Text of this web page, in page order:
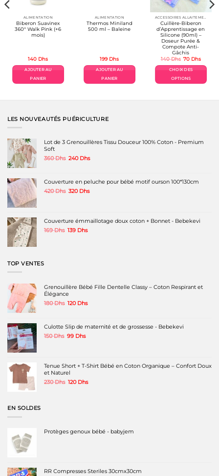
ALIMENTATION
Biberon Suavinex
360° Walk Pink (+6
mois)
140 Dhs
AJOUTER AU
PANIER
ALIMENTATION
Thermos Miniland
500 ml – Baleine
199 Dhs
AJOUTER AU
PANIER
ACCESSOIRES ALLAITEMENT / REPAS
Cuillère-Biberon
d’Apprentissage en
Silicone (90ml) –
Doseur Purée &
Compote Anti-
Gâchis
140Dhs Le
initial
était :
140 Dhs.
70 DhsLe
actuel
CHOIX DES
OPTIONS
a
être
du
LES NOUVEAUTÉS PUÉRICULTURE
Lot de 3 Grenouillères Tissu Douceur 100% Coton - Premium
Soft
360Dhs Le
360 Dhs.
240 DhsLe
est :
240 Dhs.
Couverture en peluche pour bébé motif ourson 100*130cm
420Dhs Le
420 Dhs.
320 DhsLe
320 Dhs.
Couverture émmaillotage doux coton + Bonnet - Bebekevi
169Dhs Le
139 DhsLe
TOP VENTES
Grenouillère Bébé Fille Dentelle Classy – Coton Respirant et
Élégance
180Dhs Le
était :
180 Dhs.
120 DhsLe
120 Dhs.
Culotte Slip de maternité et de grossesse - Bebekevi
150Dhs Le
150 Dhs.
99 DhsLe
99 Dhs.
Tenue Short + T-Shirt Bébé en Coton Organique – Confort Doux
et Naturel
230Dhs Le
120 DhsLe
EN SOLDES
Protèges genoux bébé - babyjem
RR Compresses Steriles 30cmx30cm